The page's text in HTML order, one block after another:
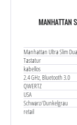
Manhattan Ultra Slim
Tastatur
kabellos
2.4 GHz, Bluetooth 3.0
QWERTZ
USA
Schwarz/Dunkelgrau
retail